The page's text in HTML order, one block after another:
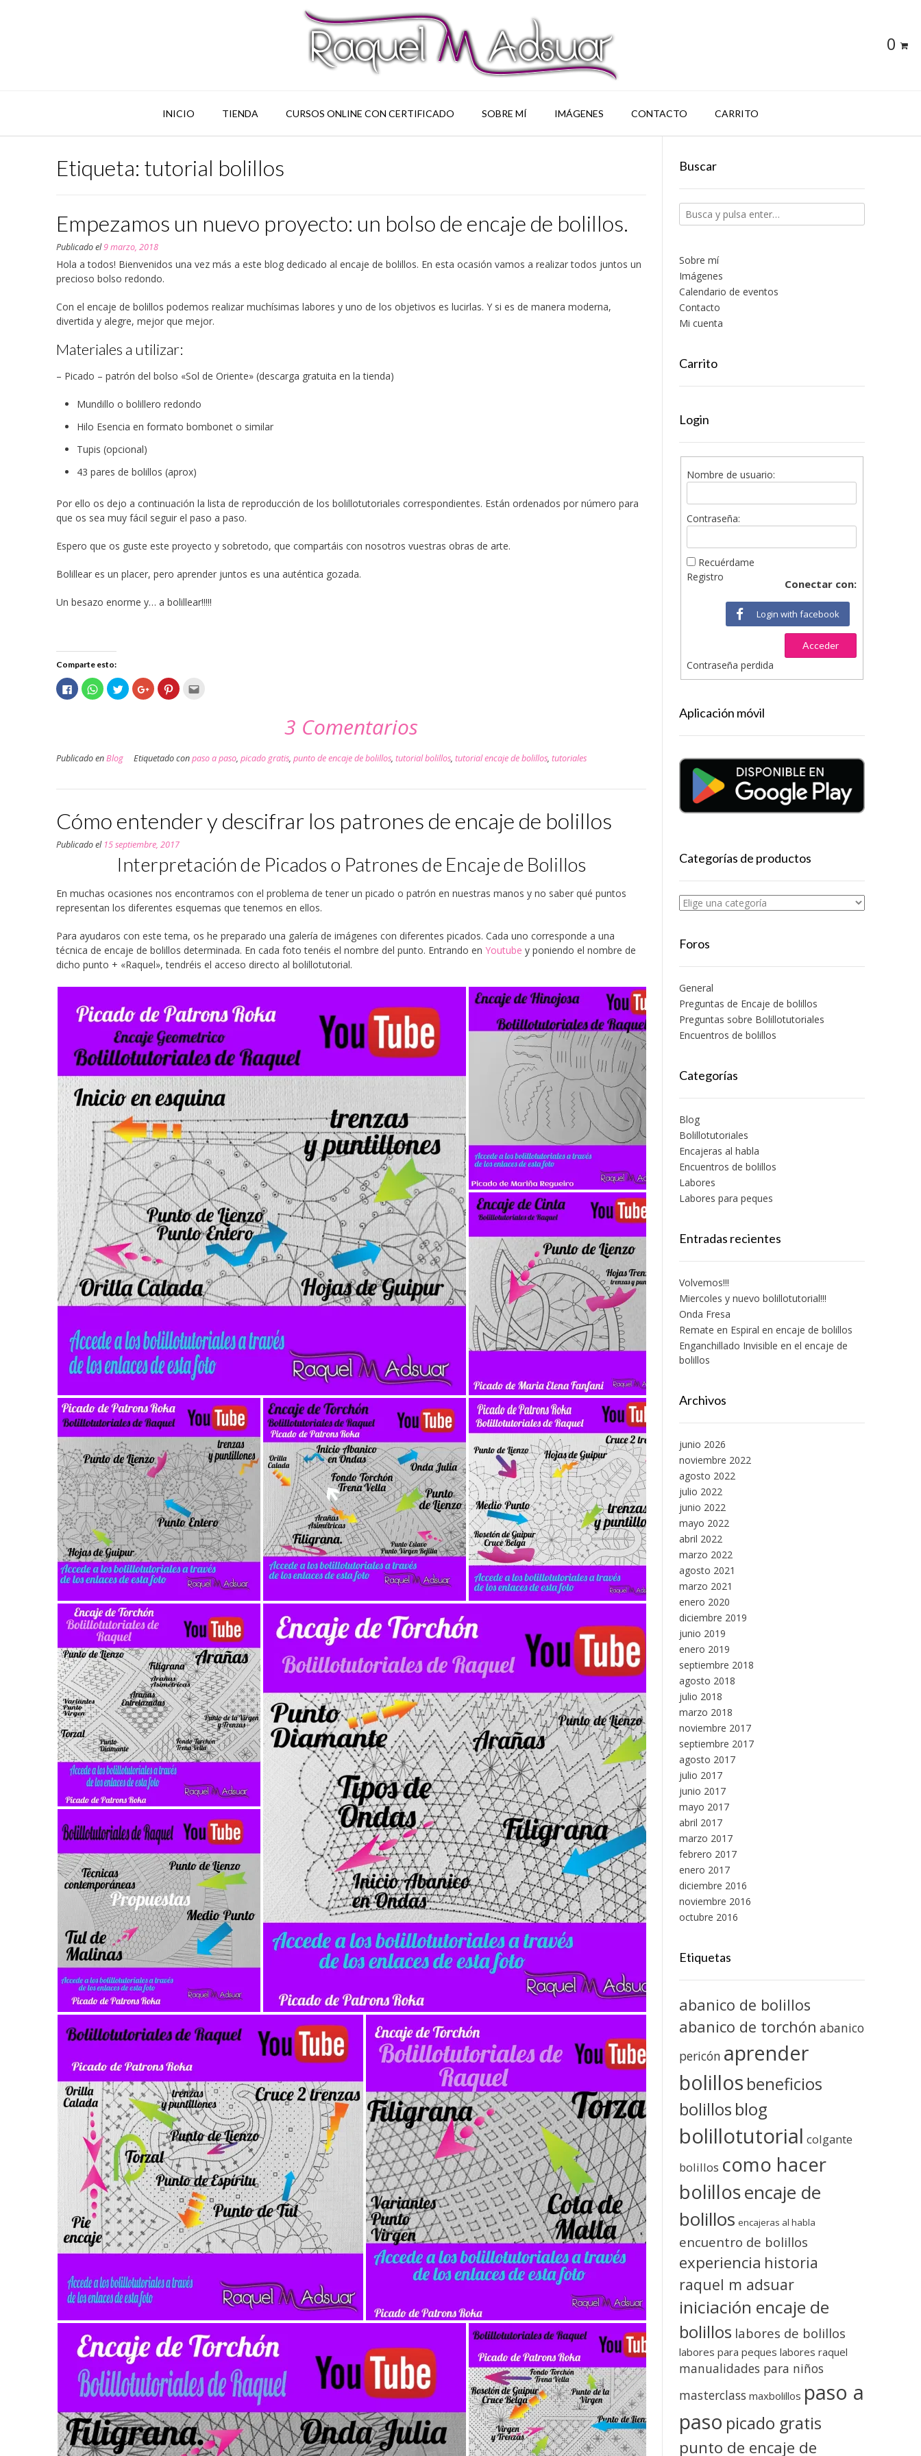
0
INICIO TIENDA CURSOS ONLINE CON CERTIFICADO SOBRE MÍ IMÁGENES CONTACTO CARRITO
Etiqueta: tutorial bolillos
Empezamos un nuevo proyecto: un bolso de encaje de bolillos.
Publicado el9 marzo, 2018
Hola a todos! Bienvenidos una vez más a este blog dedicado al encaje de bolillos. En esta ocasión vamos a realizar todos juntos un
precioso bolso redondo.
Con el encaje de bolillos podemos realizar muchísimas labores y uno de los objetivos es lucirlas. Y si es de manera moderna,
divertida y alegre, mejor que mejor.
Materiales a utilizar:
– Picado – patrón del bolso «Sol de Oriente» (descarga gratuita en la tienda)
Mundillo o bolillero redondo
Hilo Esencia en formato bombonet o similar
Tupis (opcional)
43 pares de bolillos (aprox)
Por ello os dejo a continuación la lista de reproducción de los bolillotutoriales correspondientes. Están ordenados por número para
que os sea muy fácil seguir el paso a paso.
Espero que os guste este proyecto y sobretodo, que compartáis con nosotros vuestras obras de arte.
Bolillear es un placer, pero aprender juntos es una auténtica gozada.
Un besazo enorme y… a bolillear!!!!!
Comparte esto:
Haz
clic
para
una
Haz
clic
para
una
Haz
clic
para
una
Haz
clic
para
una
Haz
clic
una amigo
una
3 Comentarios
Publicado enBlog Etiquetado conpaso a paso, picado gratis, punto de encaje de bolillos, tutorial bolillos, tutorial encaje de bolillos, tutoriales
Cómo entender y descifrar los patrones de encaje de bolillos
Publicado el 15 septiembre, 2017
Interpretación de Picados o Patrones de Encaje de Bolillos
En muchas ocasiones nos encontramos con el problema de tener un picado o patrón en nuestras manos y no saber qué puntos
representan los diferentes esquemas que tenemos en ellos.
Para ayudaros con este tema, os he preparado una galería de imágenes con diferentes picados. Cada uno corresponde a una
técnica de encaje de bolillos determinada. En cada foto tenéis el nombre del punto. Entrando en Youtube y poniendo el nombre de
dicho punto + «Raquel», tendréis el acceso directo al bolillotutorial.
Buscar
Sobre mí
Imágenes
Calendario de eventos
Contacto
Mi cuenta
Carrito
Login
Nombre de usuario:
Contraseña:
Recuérdame
Conectar con:
Login with facebook
Acceder
Registro
Contraseña perdida
Aplicación móvil
Categorías de productos
Foros
General
Preguntas de Encaje de bolillos
Preguntas sobre Bolillotutoriales
Encuentros de bolillos
Categorías
Blog
Bolillotutoriales
Encajeras al habla
Encuentros de bolillos
Labores
Labores para peques
Entradas recientes
Volvemos!!!
Miercoles y nuevo bolillotutorial!!!
Onda Fresa
Remate en Espiral en encaje de bolillos
Enganchillado Invisible en el encaje de
bolillos
Archivos
junio 2026
noviembre 2022
agosto 2022
julio 2022
junio 2022
mayo 2022
abril 2022
marzo 2022
agosto 2021
marzo 2021
enero 2020
diciembre 2019
junio 2019
enero 2019
septiembre 2018
agosto 2018
julio 2018
marzo 2018
noviembre 2017
septiembre 2017
agosto 2017
julio 2017
junio 2017
mayo 2017
abril 2017
marzo 2017
febrero 2017
enero 2017
diciembre 2016
noviembre 2016
octubre 2016
Etiquetas
abanico de bolillos
abanico de torchón abanico
pericón aprender
bolillos beneficios
bolillos blog
bolillotutorial colgante
bolillos como hacer
bolillosencaje de
bolillos encajeras al habla
encuentro de bolillos
experiencia historia
raquel m adsuar
iniciación encaje de
bolillos labores de bolillos
labores para peques labores raquel
manualidades para niños
masterclass maxbolillos paso a
paso picado gratis
punto de encaje de